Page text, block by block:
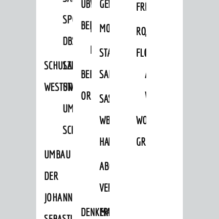
SPORTHALLE
DBS
SCHULZENTRUM
WESTSTADT
SANIERUNG-
UND
UMBAUMASSNAHME S
CHLOSS
UMBAU
DER
JOHANN-
ÜBER
BEBAUUNGSPLÄNE
VERFAHREN
BEBAUUNGSPLÄNE
KERNSTADT
BEBAUUNGSPLÄNE
ORTSTEILE
EINZELHANDELSKONZEPT
MOBILFUNKKONZEPT
LÄRMAKTIONSPLAN
STADTERNEUERUNG/-
SANIERUNG
SANIERUNG
WESTLICH
HAUPTBAHNHOF
SANIERUNGSGEBIET
HILDEBRANDSCHE
MÜHLE
ABGESCHLOSSENE
VERFAHREN
DENKMALSCHUTZ
ERHALTUNGSSATZUNGEN
FRÜHLING
HERBST
RODENSTEINER
FLOHMARKT
„WOINEM
LIVE“
AM
WINDECKPLATZ
WOCHENMARKT
GROOVE